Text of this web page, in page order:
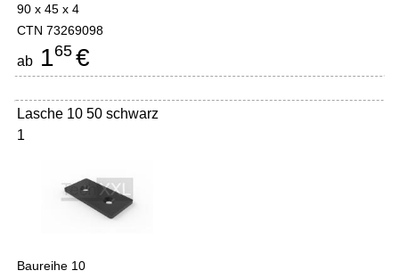
90 x 45 x 4
CTN 73269098
ab 165 €
Lasche 10 50 schwarz
1
Baureihe 10